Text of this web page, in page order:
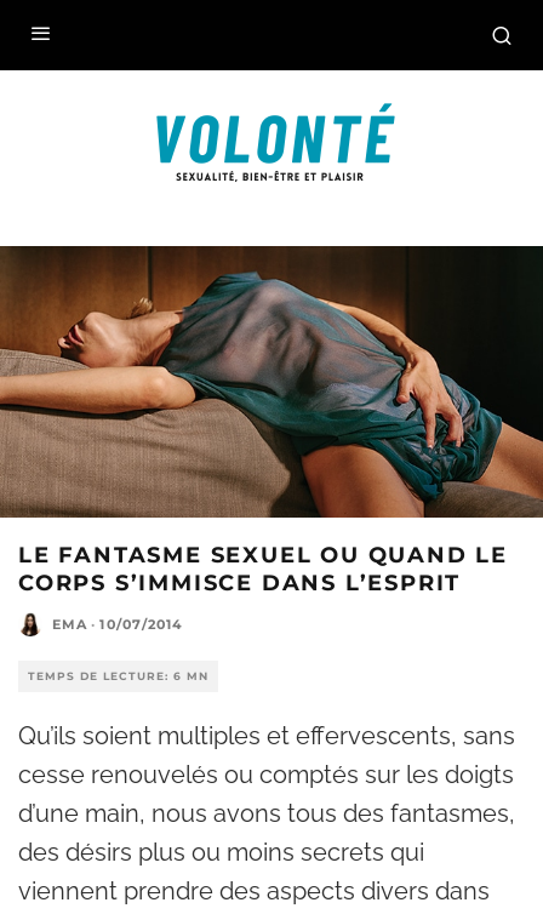
LE FANTASME SEXUEL OU QUAND LE
CORPS S’IMMISCE DANS L’ESPRIT
EMA · 10/07/2014
TEMPS DE LECTURE: 6 MN
Qu’ils soient multiples et effervescents, sans
cesse renouvelés ou comptés sur les doigts
d’une main, nous avons tous des fantasmes,
des désirs plus ou moins secrets qui
viennent prendre des aspects divers dans